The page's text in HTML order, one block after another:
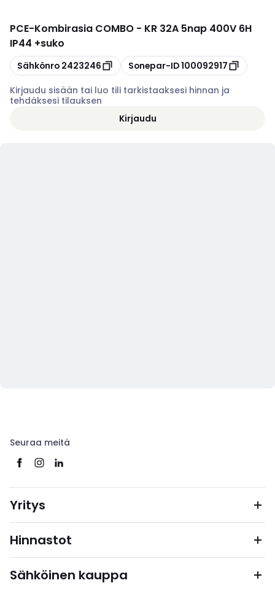
PCE-Kombirasia COMBO - KR 32A 5nap 400V 6H
IP44 +suko
Kopioi
Sähkönro 2423246 Kopioi
Sonepar-ID100092917
Kirjaudu sisään tai luo tili tarkistaaksesi hinnan ja
tehdäksesi tilauksen
Kirjaudu
Seuraa meitä
Yritys
Hinnastot
Sähköinen kauppa